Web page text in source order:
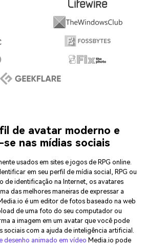
de avatar moderno e
nas mídias sociais
usados ​​em sites e jogos de RPG online.
em seu perfil de mídia social, RPG ou
de identificação na Internet, os avatares
das melhores maneiras de expressar a
é um editor de fotos baseado na web
de uma foto do seu computador ou
a imagem em um avatar que você pode
sociais com a ajuda de inteligência artificial.
desenho animado em vídeo Media.io pode